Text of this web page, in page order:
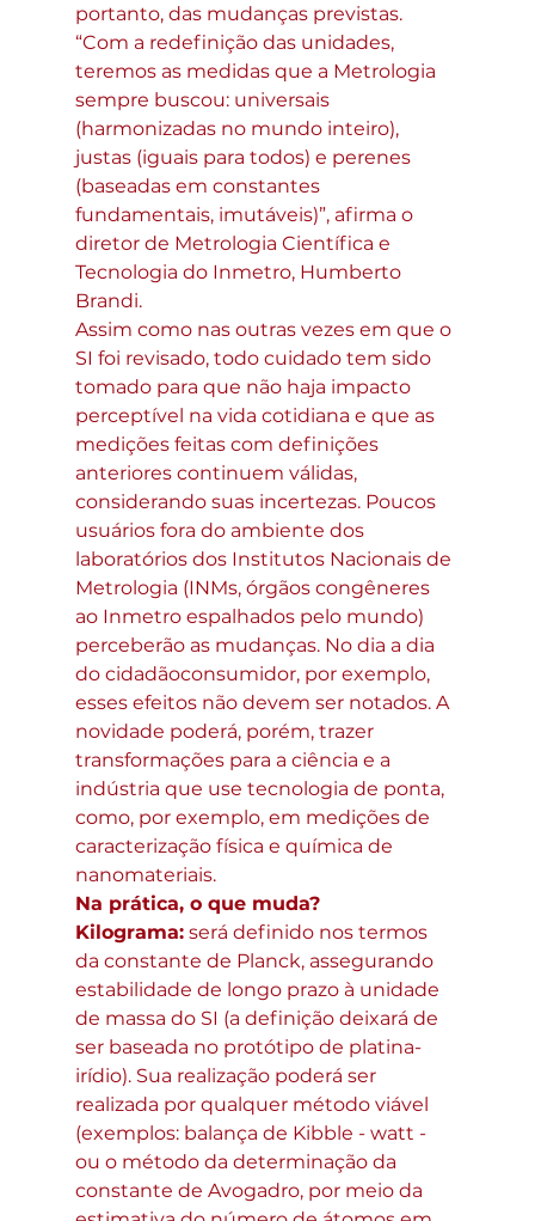
portanto, das mudanças previstas.
“Com a redefinição das unidades,
teremos as medidas que a Metrologia
sempre buscou: universais
(harmonizadas no mundo inteiro),
justas (iguais para todos) e perenes
(baseadas em constantes
fundamentais, imutáveis)”, afirma o
diretor de Metrologia Científica e
Tecnologia do Inmetro, Humberto
Brandi.
Assim como nas outras vezes em que o
SI foi revisado, todo cuidado tem sido
tomado para que não haja impacto
perceptível na vida cotidiana e que as
medições feitas com definições
anteriores continuem válidas,
considerando suas incertezas. Poucos
usuários fora do ambiente dos
laboratórios dos Institutos Nacionais de
Metrologia (INMs, órgãos congêneres
ao Inmetro espalhados pelo mundo)
perceberão as mudanças. No dia a dia
do cidadãoconsumidor, por exemplo,
esses efeitos não devem ser notados. A
novidade poderá, porém, trazer
transformações para a ciência e a
indústria que use tecnologia de ponta,
como, por exemplo, em medições de
caracterização física e química de
nanomateriais.
Na prática, o que muda?
Kilograma: será definido nos termos
da constante de Planck, assegurando
estabilidade de longo prazo à unidade
de massa do SI (a definição deixará de
ser baseada no protótipo de platina-
irídio). Sua realização poderá ser
realizada por qualquer método viável
(exemplos: balança de Kibble - watt -
ou o método da determinação da
constante de Avogadro, por meio da